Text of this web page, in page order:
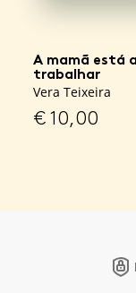
A mamã está a
trabalhar
Vera Teixeira
€10,00